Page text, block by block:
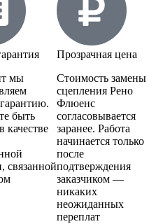
мы
быть
качестве
связанной
Прозрачная цена
Стоимость замены
сцепления Рено
Флюенс
согласовывается
заранее. Работа
начинается только
после
подтверждения
заказчиком —
никаких
неожиданных
переплат